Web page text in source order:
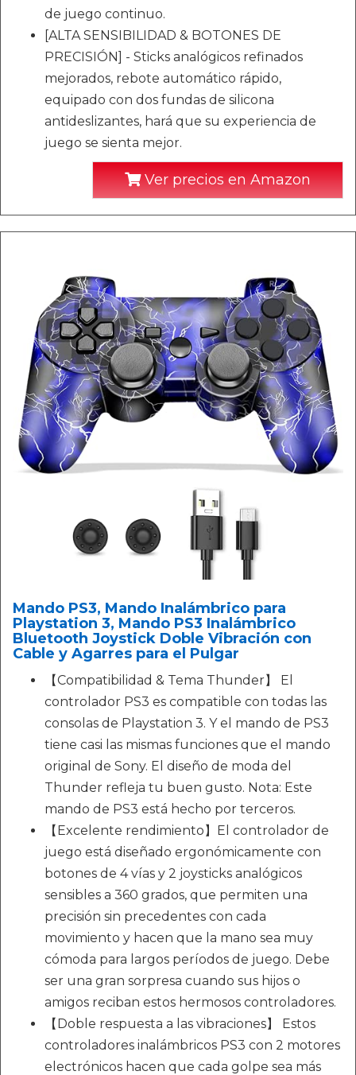
de juego continuo.
[ALTA SENSIBILIDAD & BOTONES DE
PRECISIÓN] - Sticks analógicos refinados
mejorados, rebote automático rápido,
equipado con dos fundas de silicona
antideslizantes, hará que su experiencia de
juego se sienta mejor.
Ver precios en Amazon
Mando PS3, Mando Inalámbrico para
Playstation 3, Mando PS3 Inalámbrico
Bluetooth Joystick Doble Vibración con
Cable y Agarres para el Pulgar
【Compatibilidad & Tema Thunder】 El
controlador PS3 es compatible con todas las
consolas de Playstation 3. Y el mando de PS3
tiene casi las mismas funciones que el mando
original de Sony. El diseño de moda del
Thunder refleja tu buen gusto. Nota: Este
mando de PS3 está hecho por terceros.
【Excelente rendimiento】El controlador de
juego está diseñado ergonómicamente con
botones de 4 vías y 2 joysticks analógicos
sensibles a 360 grados, que permiten una
precisión sin precedentes con cada
movimiento y hacen que la mano sea muy
cómoda para largos períodos de juego. Debe
ser una gran sorpresa cuando sus hijos o
amigos reciban estos hermosos controladores.
【Doble respuesta a las vibraciones】 Estos
controladores inalámbricos PS3 con 2 motores
electrónicos hacen que cada golpe sea más